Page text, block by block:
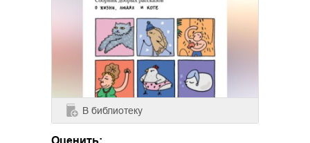
В библиотеку
Оценить: